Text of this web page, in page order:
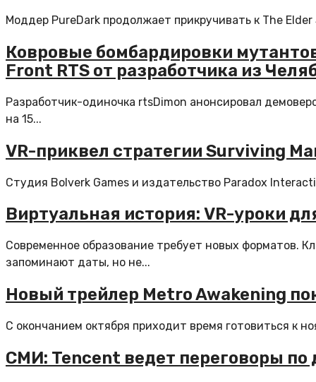
Моддер PureDark продолжает прикручивать к The
Ковровые бомбардировки
Front RTS от разработчика из
Разработчик-одиночка rtsDimon анонсировал
на 15...
VR-приквел стратегии Surviving
Студия Bolverk Games и издательство Paradox
Виртуальная история: VR-уроки
Современное образование требует новых форматов.
запоминают даты, но не...
Новый трейлер Metro Awakening
С окончанием октября приходит время готовиться к
СМИ: Tencent ведет переговоры по